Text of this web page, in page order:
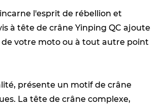
l'esprit de rébellion et
à tête de crâne Yinping QC ajoute
votre moto ou à tout autre point
présente un motif de crâne
La tête de crâne complexe,